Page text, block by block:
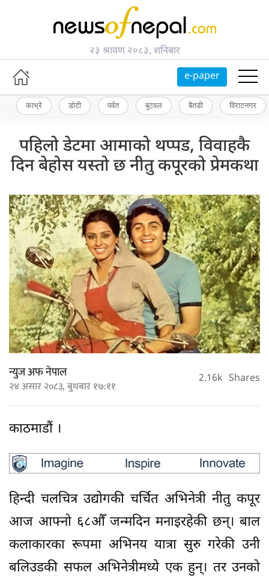
२३ श्रावण २०८३, शनिबार
e-paper
काभ्रे डोटी पर्वत बुटवल बैतडी विराटनगर
पहिलो डेटमा आमाको थप्पड, विवाहकै
दिन बेहोस यस्तो छ नीतु कपूरको प्रेमकथा
न्युज अफ नेपाल
२४ असार २०८३, बुधबार १७:११ 2.16k Shares
काठमाडौं ।
हिन्दी चलचित्र उद्योगकी चर्चित अभिनेत्री नीतु कपूर
आज आफ्नो ६८औँ जन्मदिन मनाइरहेकी छन्। बाल
कलाकारका रूपमा अभिनय यात्रा सुरु गरेकी उनी
बलिउडकी सफल अभिनेत्रीमध्ये एक हुन्। तर उनको